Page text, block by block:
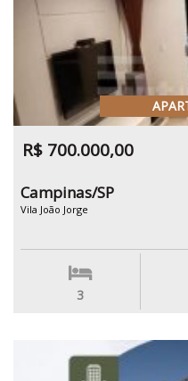
R$ 700.000,00
Campinas/SP
Vila João Jorge
3